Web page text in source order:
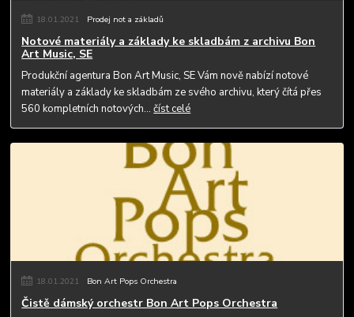
18.01.2021 Prodej not a základů
Notové materiály a základy ke skladbám z archivu Bon
Art Music, SE
Produkční agentura Bon Art Music, SE Vám nově nabízí notové
materiály a základy ke skladbám ze svého archivu, který čítá přes
560 kompletních notových...číst celé
18.01.2021 Bon Art Pops Orchestra
Čistě dámský orchestr Bon Art Pops Orchestra